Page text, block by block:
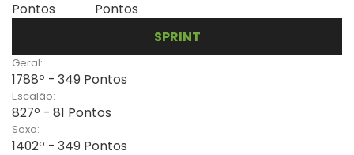
Pontos
Pontos
SPRINT
Geral:
1788º - 349 Pontos
Escalão:
827º - 81 Pontos
Sexo:
1402º - 349 Pontos